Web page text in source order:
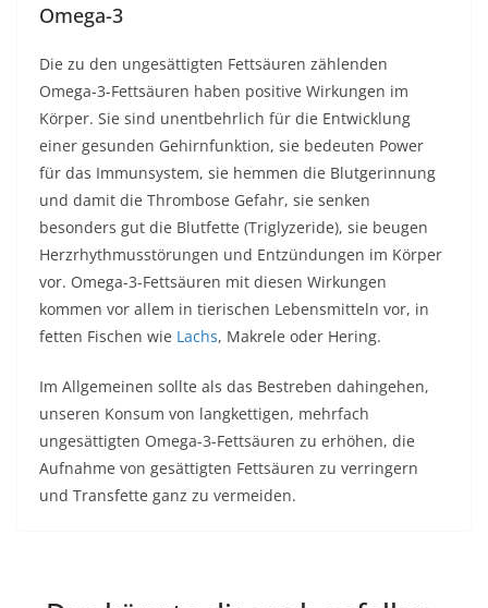
Omega-3
Die zu den ungesättigten Fettsäuren zählenden
Omega-3-Fettsäuren haben positive Wirkungen im
Körper. Sie sind unentbehrlich für die Entwicklung
einer gesunden Gehirnfunktion, sie bedeuten Power
für das Immunsystem, sie hemmen die Blutgerinnung
und damit die Thrombose Gefahr, sie senken
besonders gut die Blutfette (Triglyzeride), sie beugen
Herzrhythmusstörungen und Entzündungen im Körper
vor. Omega-3-Fettsäuren mit diesen Wirkungen
kommen vor allem in tierischen Lebensmitteln vor, in
fetten Fischen wie Lachs, Makrele oder Hering.
Im Allgemeinen sollte als das Bestreben dahingehen,
unseren Konsum von langkettigen, mehrfach
ungesättigten Omega-3-Fettsäuren zu erhöhen, die
Aufnahme von gesättigten Fettsäuren zu verringern
und Transfette ganz zu vermeiden.